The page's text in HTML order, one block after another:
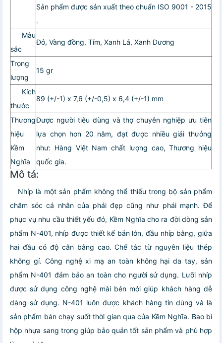
Sản phẩm được sản xuất theo chuẩn ISO 9001 - 2015
.
Màu
sắc
Đỏ, Vàng đồng, Tím, Xanh Lá, Xanh Dương
Trọng
lượng
15 gr
Kích
thước
89 (+/-1) x 7,6 (+/-0,5) x 6,4 (+/-1) mm
Thương
hiệu
Kềm
Nghĩa
Được người tiêu dùng và thợ chuyên nghiệp ưu tiên
lựa chọn hơn 20 năm, đạt được nhiều giải thưởng
như: Hàng Việt Nam chất lượng cao, Thương hiệu
quốc gia.
Mô tả:
Nhíp là một sản phẩm không thể thiếu trong bộ sản phẩm
chăm sóc cá nhân của phái đẹp cũng như phái mạnh. Để
phục vụ nhu cầu thiết yếu đó, Kềm Nghĩa cho ra đời dòng sản
phẩm N-401, nhíp được thiết kế bản lớn, đầu nhíp bằng, giữa
hai đầu có độ cân bằng cao. Chế tác từ nguyên liệu thép
không gỉ. Công nghệ xi mạ an toàn không hại da tay, sản
phẩm N-401 đảm bảo an toàn cho người sử dụng. Lưỡi nhíp
được sử dụng công nghệ mài bén mới giúp khách hàng dễ
dàng sử dụng. N-401 luôn được khách hàng tin dùng và là
sản phẩm bán chạy suốt thời gian qua của Kềm Nghĩa. Bao bì
hộp nhựa sang trọng giúp bảo quản tốt sản phẩm và phù hợp